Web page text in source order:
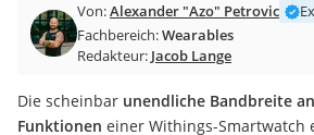
Aluminium-Koffer
Futterboot
E-Bike-Dreirad
Trekkingschuhe Herren
Von:Alexander "Azo" Petrovic
Fachbereich:Wearables
Redakteur: Jacob Lange
Die scheinbar unendliche Bandbreite
Funktionen einer Withings-Smartwatch